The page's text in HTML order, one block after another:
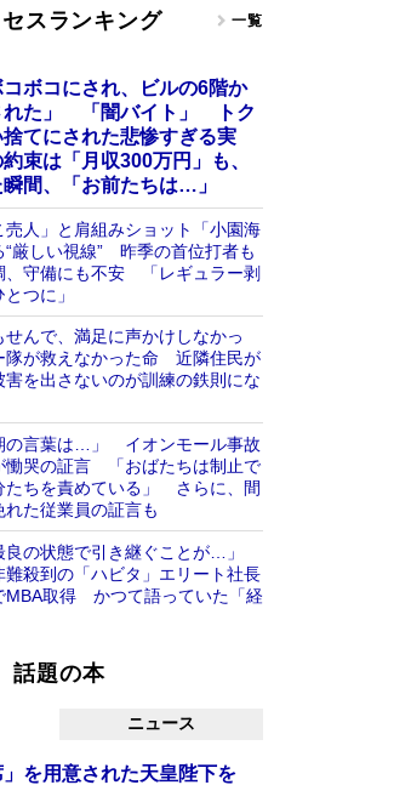
スランキング 一覧
コボコにされ、ビルの6階か
れた」 「闇バイト」 トク
捨てにされた悲惨すぎる実
束は「月収300万円」も、
間、「お前たちは…」
売人」と肩組みショット「小園海
“厳しい視線” 昨季の首位打者も
、守備にも不安 「レギュラー剥
つに」
せんで、満足に声かけしなかっ
隊が救えなかった命 近隣住民が
害を出さないのが訓練の鉄則にな
の言葉は…」 イオンモール事故
慟哭の証言 「おばたちは制止で
たちを責めている」 さらに、間
た従業員の証言も
良の状態で引き継ぐことが…」
難殺到の「ハビタ」エリート社長
MBA取得 かつて語っていた「経
話題の本
ニュース
を用意された天皇陛下を